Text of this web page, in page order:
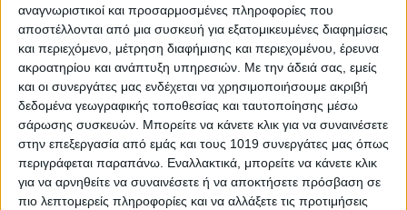
αναγνωριστικοί και προσαρμοσμένες πληροφορίες που
αποστέλλονται από μια συσκευή για εξατομικευμένες διαφημίσεις
και περιεχόμενο, μέτρηση διαφήμισης και περιεχομένου, έρευνα
ακροατηρίου και ανάπτυξη υπηρεσιών. Με την άδειά σας, εμείς
και οι συνεργάτες μας ενδέχεται να χρησιμοποιήσουμε ακριβή
δεδομένα γεωγραφικής τοποθεσίας και ταυτοποίησης μέσω
σάρωσης συσκευών. Μπορείτε να κάνετε κλικ για να συναινέσετε
στην επεξεργασία από εμάς και τους 1019 συνεργάτες μας όπως
περιγράφεται παραπάνω. Εναλλακτικά, μπορείτε να κάνετε κλικ
για να αρνηθείτε να συναινέσετε ή να αποκτήσετε πρόσβαση σε
πιο λεπτομερείς πληροφορίες και να αλλάξετε τις προτιμήσεις
Η εμπιστοσύνη τηςCemaconστη SABO S.A. για ένα ιδιαίτερα
απαιτητικό έργο, επιβεβαιώνει τη δέσμευση του Ομίλου στην
παροχή προϊόντων και τεχνικών λύσεων υψηλής ποιότητας και
απόδοσης, υιοθετώντας τεχνολογίες αιχμής.